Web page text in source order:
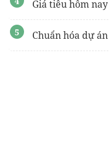
Giá tiêu hôm
Chuẩn hóa dự